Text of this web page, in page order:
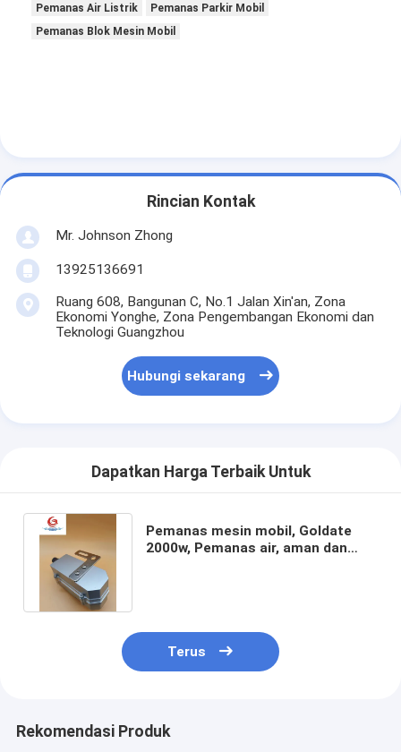
Tentang kita
Wisata pabrik
Pemanas Mesin Mobil
Mesin listrik preheater
Mesin pendingin preheater
PTC Fan Heater
Pemanas Air Listrik
Pemanas Parkir Mobil
Pemanas Blok Mesin Mobil
Rincian Kontak
Mr. Johnson Zhong
13925136691
Ruang 608, Bangunan C, No.1 Jalan Xin'an, Zona
Ekonomi Yonghe, Zona Pengembangan Ekonomi dan
Teknologi Guangzhou
Hubungi sekarang
Dapatkan Harga Terbaik Untuk
Pemanas mesin mobil, Goldate
2000w, Pemanas air, aman dan
Terus
Rekomendasi Produk